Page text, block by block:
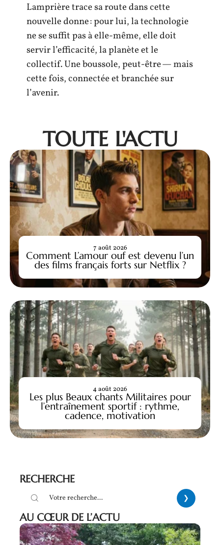
Lamprière trace sa route dans cette
nouvelle donne : pour lui, la technologie
ne se suffit pas à elle-même, elle doit
servir l’efficacité, la planète et le
collectif. Une boussole, peut-être — mais
cette fois, connectée et branchée sur
l’avenir.
TOUTE L'ACTU
Comment L’amour ouf est devenu l’un
des films français forts sur Netflix ?
7 août 2026
Les plus Beaux chants Militaires pour
l’entraînement sportif : rythme,
cadence, motivation
4 août 2026
RECHERCHE
AU CŒUR DE L’ACTU